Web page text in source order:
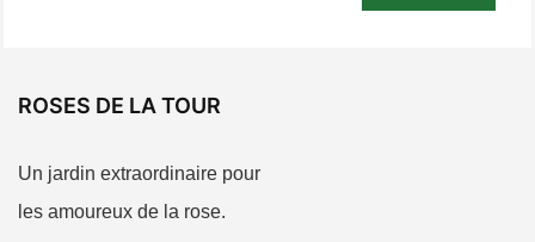
ROSES DE LA TOUR
Un jardin extraordinaire pour
les amoureux de la rose.